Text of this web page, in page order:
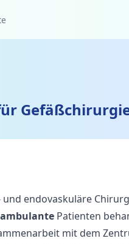
endovaskuläre
ambulante Patienten
mit dem